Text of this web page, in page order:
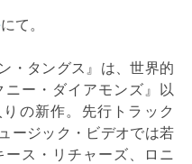
にて。
・タングス』は、世界的
ー・ダイアモンズ』以
の新作。先行トラック
ージック・ビデオでは若
ス・リチャーズ、ロニ